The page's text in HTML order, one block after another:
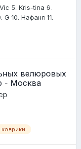
5. Kris-tina 6.
10. Нафаня 11.
велюровых
- Москва
коврики